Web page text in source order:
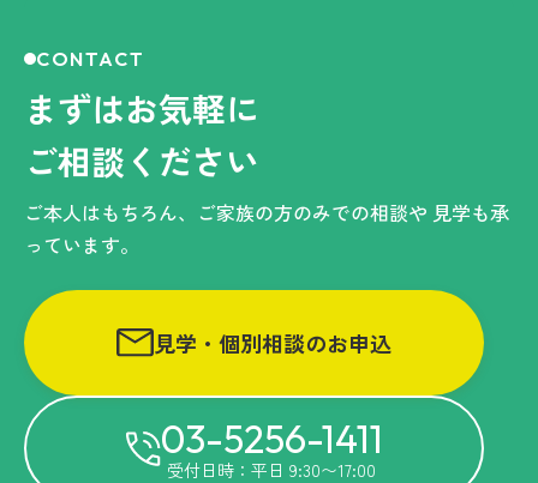
CONTACT
まずはお気軽に
ご相談ください
ご本人はもちろん、ご家族の方のみでの相談や 見学も承
っています。
見学・個別相談のお申込
03-5256-1411
受付日時：平日 9:30〜17:00